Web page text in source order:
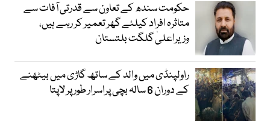
حکومت سندھ کے تعاون سے قدرتی آفات سے
متاثرہ افراد کیلئے گھر تعمیر کر رہے ہیں،
وزیراعلیٰ گلگت بلتستان
راولپنڈی میں والد کے ساتھ گاڑی میں بیٹھنے
کے دوران 6 سالہ بچی پراسرار طور پر لاپتا